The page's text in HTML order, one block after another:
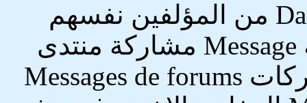
القسم ايضاً Dans la même rubrique من المؤلفين نفسهم
ايضاً Des mêmes auteurs مشاركة Message مشاركة منتدى
Messages de forum أحدث المشاركات Messages de forums